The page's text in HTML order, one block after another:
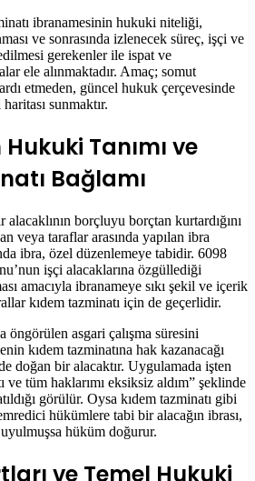
ibranamesinin hukuki niteliği,
ve sonrasında izlenecek süreç, işçi ve
gerekenler ile ispat ve
ele alınmaktadır. Amaç; somut
etmeden, güncel hukuk çerçevesinde
sunmaktır.
Tanımı ve
Bağlamı
borçluyu borçtan kurtardığını
veya taraflar arasında yapılan ibra
ibra, özel düzenlemeye tabidir. 6098
işçi alacaklarına özgüllediği
amacıyla ibranameye sıkı şekil ve içerik
kıdem tazminatı için de geçerlidir.
öngörülen asgari çalışma süresini
kıdem tazminatına hak kazanacağı
doğan bir alacaktır. Uygulamada işten
ve tüm haklarımı eksiksiz aldım” şeklinde
görülür. Oysa kıdem tazminatı gibi
hükümlere tabi bir alacağın ibrası,
hüküm doğurur.
ve Temel Hukuki